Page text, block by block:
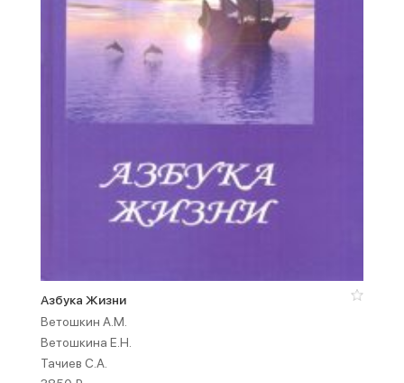
Азбука Жизни
Ветошкин А.М.
Ветошкина Е.Н.
Тачиев С.А.